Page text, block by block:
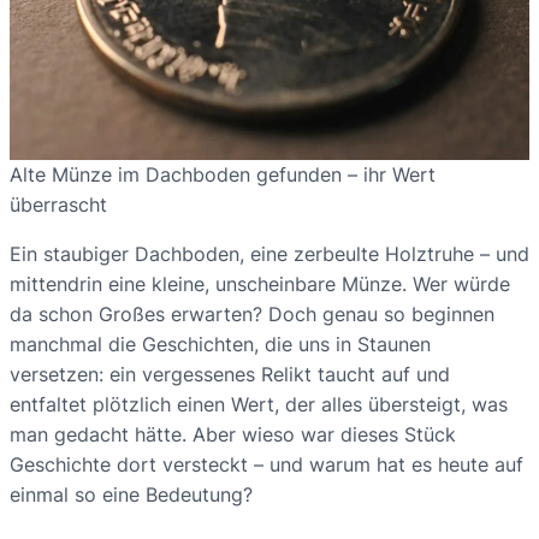
Alte Münze im Dachboden gefunden – ihr Wert
überrascht
Ein staubiger Dachboden, eine zerbeulte Holztruhe – und
mittendrin eine kleine, unscheinbare Münze. Wer würde
da schon Großes erwarten? Doch genau so beginnen
manchmal die Geschichten, die uns in Staunen
versetzen: ein vergessenes Relikt taucht auf und
entfaltet plötzlich einen Wert, der alles übersteigt, was
man gedacht hätte. Aber wieso war dieses Stück
Geschichte dort versteckt – und warum hat es heute auf
einmal so eine Bedeutung?